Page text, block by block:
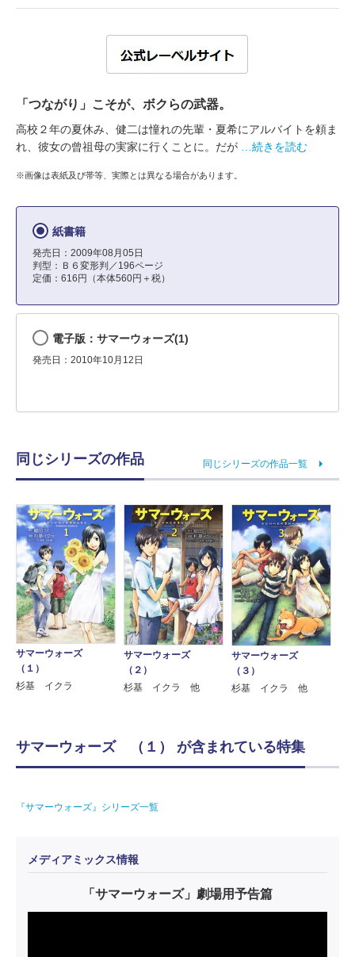
「つながり」こそが、ボクらの武器。
高校２年の夏休み、健二は憧れの先輩・夏希にアルバイトを頼ま
れ、彼女の曾祖母の実家に行くことに。だが
…続きを読む
※画像は表紙及び帯等、実際とは異なる場合があります。
紙書籍
発売日：2009年08月05日
判型：Ｂ６変形判／196ページ
定価：616円（本体560円＋税）
電子版：サマーウォーズ(1)
発売日：2010年10月12日
同じシリーズの作品 同じシリーズの作品一覧
サマーウォーズ
（１）
杉基 イクラ
サマーウォーズ
（２）
杉基 イクラ 他
サマーウォーズ
（３）
杉基 イクラ 他
サマーウォーズ （１） が含まれている特集
『サマーウォーズ』シリーズ一覧
メディアミックス情報
「サマーウォーズ」劇場用予告篇